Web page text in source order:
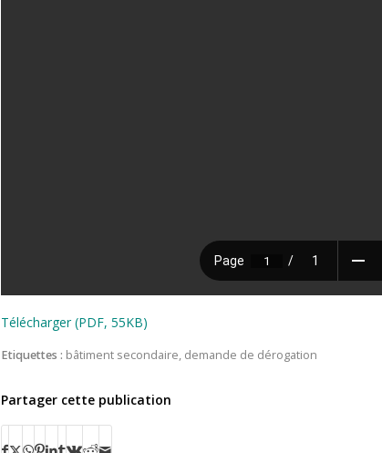
Télécharger (PDF, 55KB)
Etiquettes : bâtiment secondaire, demande de dérogation
Partager cette publication